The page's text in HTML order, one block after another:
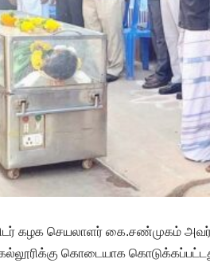
கழக செயலாளர் கை.சண்முகம்
கல்லூரிக்கு கொடையாக